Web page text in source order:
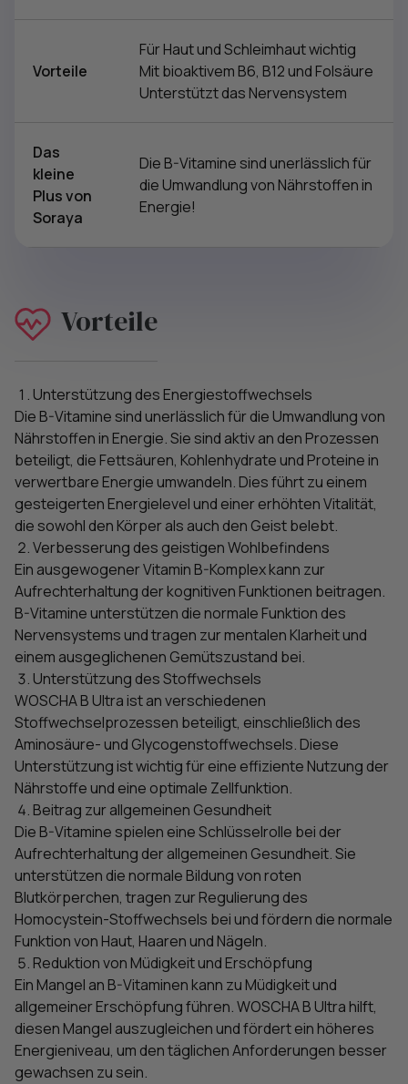
Vorteile
Für Haut und Schleimhaut wichtig
Mit bioaktivem B6, B12 und Folsäure
Unterstützt das Nervensystem
Das
kleine
Plus von
Soraya
Die B-Vitamine sind unerlässlich für
die Umwandlung von Nährstoffen in
Energie!
Vorteile
Unterstützung des Energiestoffwechsels
Die B-Vitamine sind unerlässlich für die Umwandlung von
Nährstoffen in Energie. Sie sind aktiv an den Prozessen
beteiligt, die Fettsäuren, Kohlenhydrate und Proteine in
verwertbare Energie umwandeln. Dies führt zu einem
gesteigerten Energielevel und einer erhöhten Vitalität,
die sowohl den Körper als auch den Geist belebt.
Verbesserung des geistigen Wohlbefindens
Ein ausgewogener Vitamin B-Komplex kann zur
Aufrechterhaltung der kognitiven Funktionen beitragen.
B-Vitamine unterstützen die normale Funktion des
Nervensystems und tragen zur mentalen Klarheit und
einem ausgeglichenen Gemütszustand bei.
Unterstützung des Stoffwechsels
WOSCHA B Ultra ist an verschiedenen
Stoffwechselprozessen beteiligt, einschließlich des
Aminosäure- und Glycogenstoffwechsels. Diese
Unterstützung ist wichtig für eine effiziente Nutzung der
Nährstoffe und eine optimale Zellfunktion.
Beitrag zur allgemeinen Gesundheit
Die B-Vitamine spielen eine Schlüsselrolle bei der
Aufrechterhaltung der allgemeinen Gesundheit. Sie
unterstützen die normale Bildung von roten
Blutkörperchen, tragen zur Regulierung des
Homocystein-Stoffwechsels bei und fördern die normale
Funktion von Haut, Haaren und Nägeln.
Reduktion von Müdigkeit und Erschöpfung
Ein Mangel an B-Vitaminen kann zu Müdigkeit und
allgemeiner Erschöpfung führen. WOSCHA B Ultra hilft,
diesen Mangel auszugleichen und fördert ein höheres
Energieniveau, um den täglichen Anforderungen besser
gewachsen zu sein.